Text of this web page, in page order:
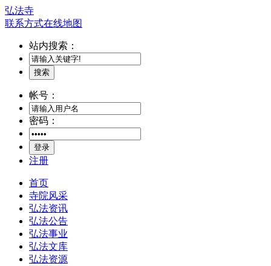
弘法寺
联系方式在线地图
站内搜索：
搜索
帐号：
密码：
登录
注册
首页
寺院风采
弘法资讯
弘法公告
弘法事业
弘法文库
弘法资源